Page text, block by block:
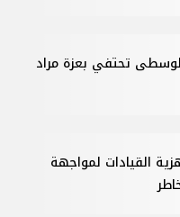
تحتفي بعزة مراد
القيادات لمواجهة